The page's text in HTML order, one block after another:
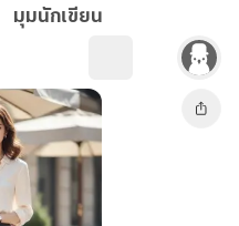
มุมนักเขียน